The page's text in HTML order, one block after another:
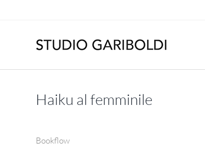
Haiku al femminile
Bookflow